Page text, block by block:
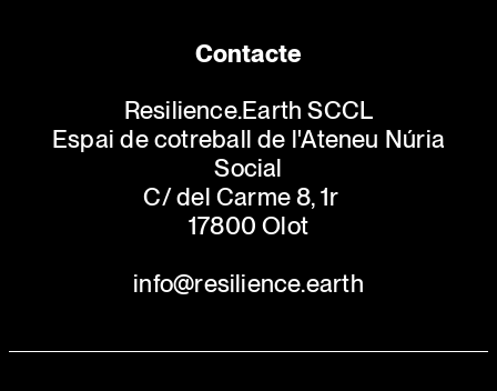
Contacte
Resilience.Earth SCCL
Espai de cotreball de l'Ateneu Núria
Social
C/ del Carme 8, 1r
17800 Olot
info@resilience.earth